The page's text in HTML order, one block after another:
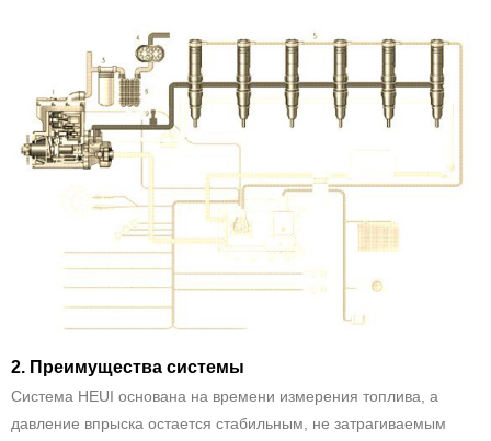
2. Преимущества системы
Система HEUI основана на времени измерения топлива, а
давление впрыска остается стабильным, не затрагиваемым